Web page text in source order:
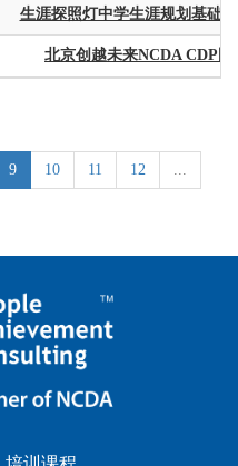
生涯探照灯中学生涯规划基础
北京创越未来NCDA CDP
9 10 11 12 ...